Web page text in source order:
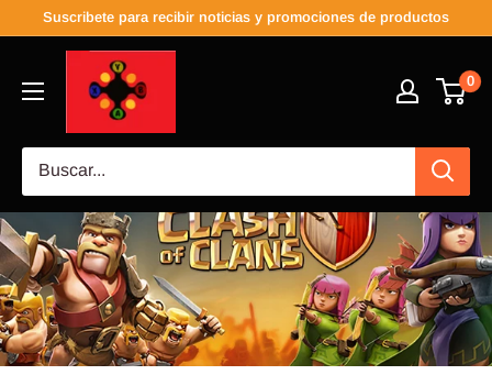
Suscribete para recibir noticias y promociones de productos
0